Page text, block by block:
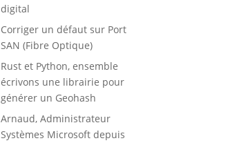
digital
Corriger un défaut sur Port
SAN (Fibre Optique)
Rust et Python, ensemble
écrivons une librairie pour
générer un Geohash
Arnaud, Administrateur
Systèmes Microsoft depuis